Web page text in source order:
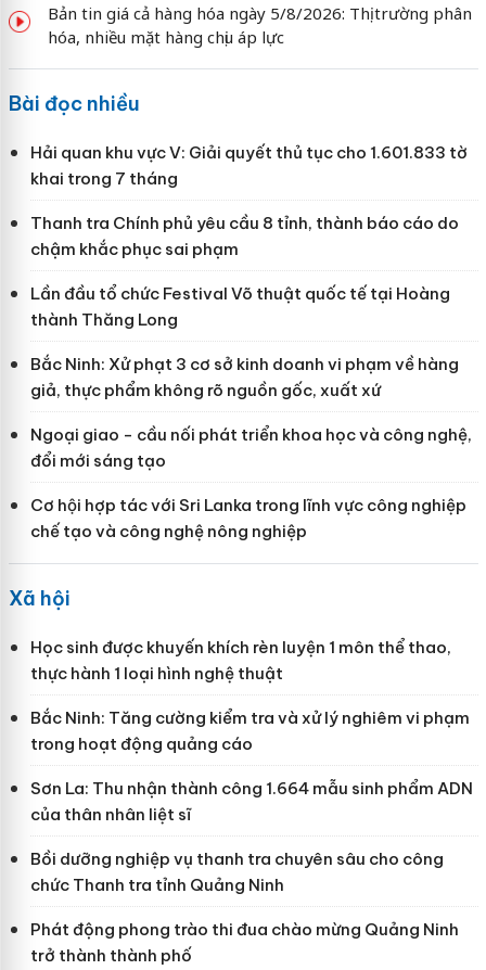
Bản tin giá cả hàng hóa ngày 5/8/2026: Thị trường phân
hóa, nhiều mặt hàng chịu áp lực
Bài đọc nhiều
Hải quan khu vực V: Giải quyết thủ tục cho 1.601.833 tờ
khai trong 7 tháng
Thanh tra Chính phủ yêu cầu 8 tỉnh, thành báo cáo do
chậm khắc phục sai phạm
Lần đầu tổ chức Festival Võ thuật quốc tế tại Hoàng
thành Thăng Long
Bắc Ninh: Xử phạt 3 cơ sở kinh doanh vi phạm về hàng
giả, thực phẩm không rõ nguồn gốc, xuất xứ
Ngoại giao - cầu nối phát triển khoa học và công nghệ,
đổi mới sáng tạo
Cơ hội hợp tác với Sri Lanka trong lĩnh vực công nghiệp
chế tạo và công nghệ nông nghiệp
Xã hội
Học sinh được khuyến khích rèn luyện 1 môn thể thao,
thực hành 1 loại hình nghệ thuật
Bắc Ninh: Tăng cường kiểm tra và xử lý nghiêm vi phạm
trong hoạt động quảng cáo
Sơn La: Thu nhận thành công 1.664 mẫu sinh phẩm ADN
của thân nhân liệt sĩ
Bồi dưỡng nghiệp vụ thanh tra chuyên sâu cho công
chức Thanh tra tỉnh Quảng Ninh
Phát động phong trào thi đua chào mừng Quảng Ninh
trở thành thành phố